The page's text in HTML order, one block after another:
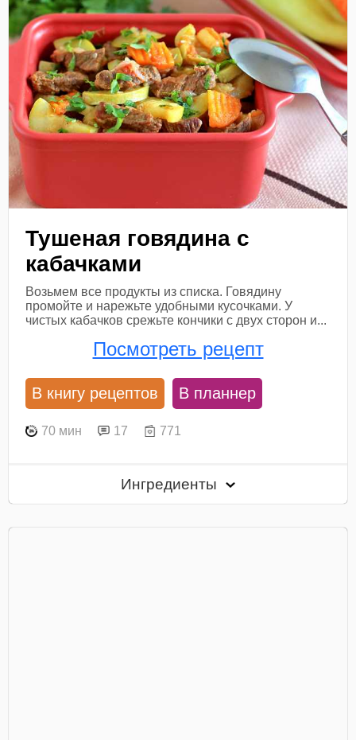
Тушеная говядина с
кабачками
Возьмем все продукты из списка. Говядину
промойте и нарежьте удобными кусочками. У
чистых кабачков срежьте кончики с двух сторон и...
Посмотреть рецепт
В книгу рецептов В планнер
70 мин 17 771
Ингредиенты